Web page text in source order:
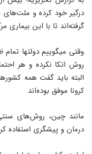
درگیر خود کرده و
گرفته‌اند تا با این بیماری
وقتی میگوییم دولتها تمام
روش اتکا نکرده و هر
البته باید گفت همه
کرونا موفق بوده‌اند
مانند چین، روش‌های
درمان و پیشگری استفاده